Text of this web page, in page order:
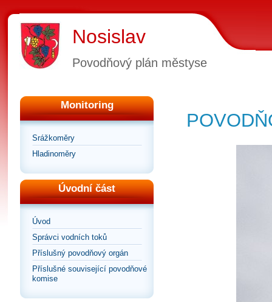
Nosislav
Povodňový plán městyse
Monitoring
Srážkoměry
Hladinoměry
Úvodní část
Úvod
Správci vodních toků
Příslušný povodňový orgán
Příslušné související povodňové
komise